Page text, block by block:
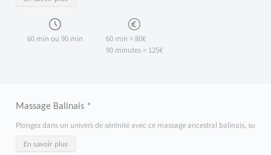
60 min ou 90 min
60 min = 80€
90 minutes = 125€
Massage Balinais *
Plongez dans un univers de sérénité avec ce massage ancestral balinais,
En savoir plus